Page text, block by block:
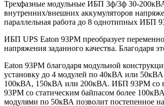
Трехфазные модульные ИБП 3ф/3ф 30-
внутренних/внешних аккумуляторов
параллельная работа до 8 однотипных ИБП
ИБП UPS Eaton 93PM преобразует
напряжения заданного качества. Благодаря
Eaton 93PM благодаря модульной
установку до 4 модулей по 40кВА или
100кВА, 150кВА или 200кВА. ИБП 93PM со
93PM со статическим байпасом более
модулями по 50кВА позволит постепенное